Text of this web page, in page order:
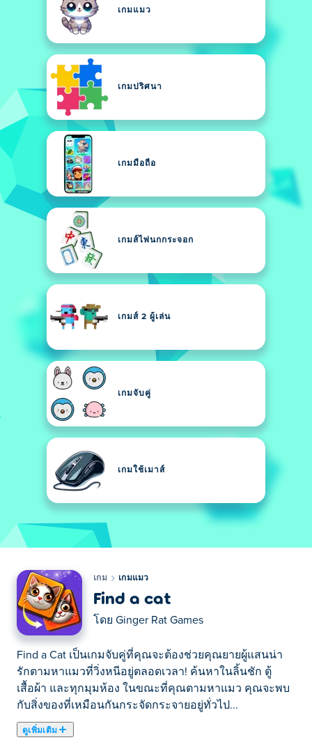
เกมแมว
เกมปริศนา
เกมมือถือ
เกมส์ไพ่นกกระจอก
เกมส์ 2 ผู้เล่น
เกมจับคู่
เกมใช้เมาส์
เกม เกมแมว
Find a cat
โดย Ginger Rat Games
Find a Cat เป็นเกมจับคู่ที่คุณจะต้องช่วยคุณยายผู้แสนน่า
รักตามหาแมวที่วิ่งหนีอยู่ตลอดเวลา! ค้นหาในลิ้นชัก ตู้
เสื้อผ้า และทุกมุมห้อง ในขณะที่คุณตามหาแมว คุณจะพบ
กับสิ่งของที่เหมือนกันกระจัดกระจายอยู่ทั่วไป...
ดูเพิ่มเติม